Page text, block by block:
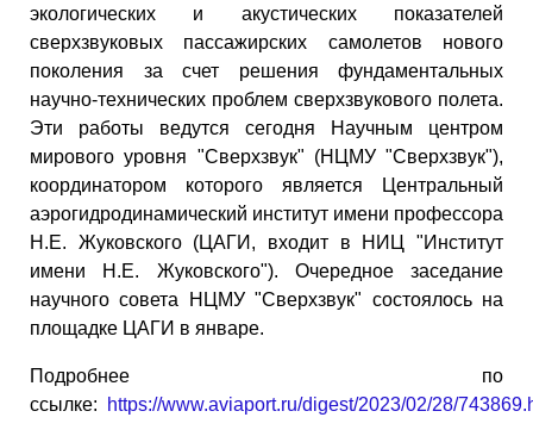
экологических и акустических показателей
сверхзвуковых пассажирских самолетов нового
поколения за счет решения фундаментальных
научно-технических проблем сверхзвукового полета.
Эти работы ведутся сегодня Научным центром
мирового уровня "Сверхзвук" (НЦМУ "Сверхзвук"),
координатором которого является Центральный
аэрогидродинамический институт имени профессора
Н.Е. Жуковского (ЦАГИ, входит в НИЦ "Институт
имени Н.Е. Жуковского"). Очередное заседание
научного совета НЦМУ "Сверхзвук" состоялось на
площадке ЦАГИ в январе.
Подробнее по
ссылке:
https://www.aviaport.ru/digest/2023/02/28/